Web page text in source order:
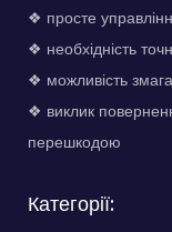
❖ просте
❖ необхідність
❖ можливість
❖ виклик
перешкодою
Категорії: